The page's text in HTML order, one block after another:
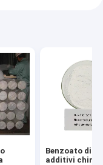
Benzoato di
additivi